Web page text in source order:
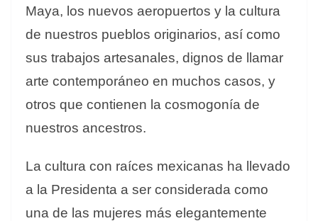
Maya, los nuevos aeropuertos y la cultura
de nuestros pueblos originarios, así como
sus trabajos artesanales, dignos de llamar
arte contemporáneo en muchos casos, y
otros que contienen la cosmogonía de
nuestros ancestros.
La cultura con raíces mexicanas ha llevado
a la Presidenta a ser considerada como
una de las mujeres más elegantemente